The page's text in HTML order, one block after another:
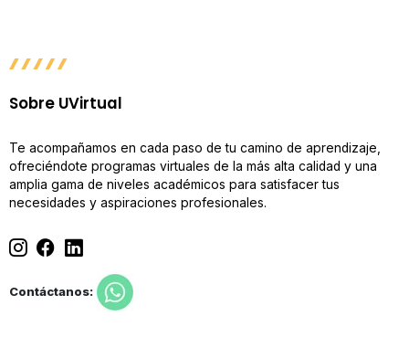
Sobre UVirtual
Te acompañamos en cada paso de tu camino de aprendizaje,
ofreciéndote programas virtuales de la más alta calidad y una
amplia gama de niveles académicos para satisfacer tus
necesidades y aspiraciones profesionales.
Contáctanos: